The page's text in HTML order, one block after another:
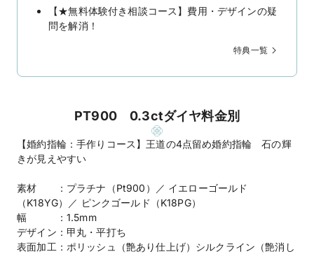
【★無料体験付き相談コース】費用・デザインの疑
問を解消！
特典一覧
PT900 0.3ctダイヤ料金別
【婚約指輪：手作りコース】王道の4点留め婚約指輪 石の輝
きが見えやすい
素材 ：プラチナ（Pt900）／ イエローゴールド
（K18YG）／ ピンクゴールド（K18PG）
幅 ：1.5mm
デザイン：甲丸・平打ち
表面加工：ポリッシュ（艶あり仕上げ）シルクライン（艶消し